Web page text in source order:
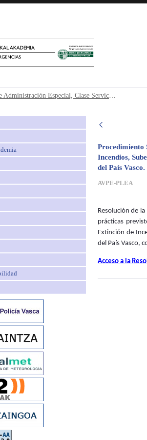
Especial, Clase
Escala de Administración Especial, Clase Servicio de Prevención y Extinción de Incendios, Subescala Operativa, categoría de Bombero/Bombera, de los servicios de Prevención y Extinción de Incendios del País Vasco. Calificaciones del periodo de prácticas de los funcionarios y funcionarias en prácticas
Procedimiento
Incendios,
del País
AVPE-PLEA
Resolución de
prácticas
Extinción de
del País Vasco,
Acceso a la